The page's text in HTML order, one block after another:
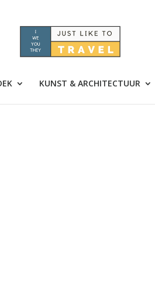
KUNST & ARCHITECTUUR